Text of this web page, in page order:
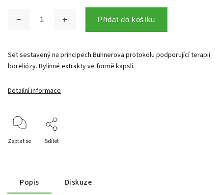
Přidat do košíku
Set sestavený na principech Buhnerova protokolu podporující terapii
boreliózy. Bylinné extrakty ve formě kapslí.
Detailní informace
Zeptat se Sdílet
Popis Diskuze